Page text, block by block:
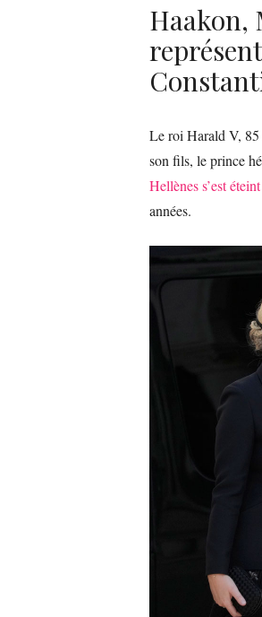
Haakon,
Le roi Harald V, 85
son fils, le prince
Hellènes s’est
années.